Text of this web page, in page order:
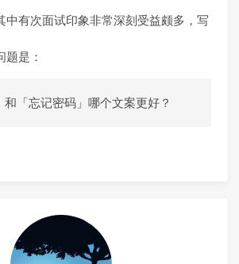
中有次面试印象非常深刻受益颇多，写
题是：
和「忘记密码」哪个文案更好？